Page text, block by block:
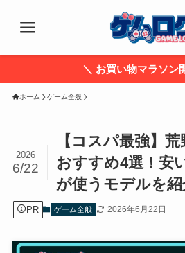
＼ お買い物マラソン
ホーム ゲーム全般
【コスパ最強】
おすすめ4選！安
が使うモデルを紹
2026
6/22
PR ゲーム全般 2026年6月22日